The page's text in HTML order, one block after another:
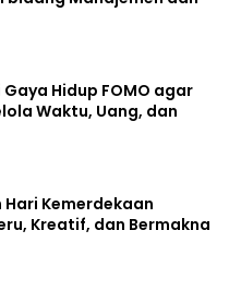
Hidup FOMO agar
Waktu, Uang, dan
Kemerdekaan
Kreatif, dan Bermakna